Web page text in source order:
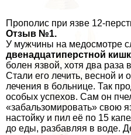
Прополис при язве 12-
Отзыв №1.
У мужчины на медосмотре
двенадцатиперстной
болен язвой, хотя два раза
Стали его лечить, весной и
лечения в больнице. Так
особых успехов. Сам он
«забальзомировать» свою
настойку и пил её по 15
до еды, разбавляя в воде.